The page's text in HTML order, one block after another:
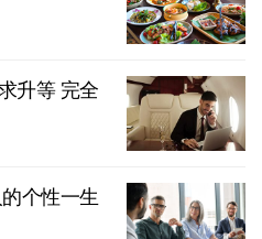
升等 完全
个性一生